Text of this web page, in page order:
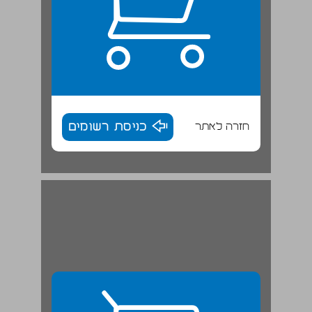
חזרה לאתר כניסת רשומים